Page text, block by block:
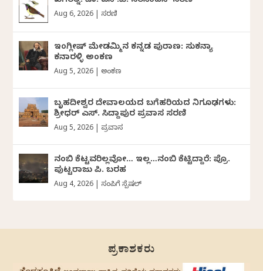
Aug 6, 2026 ಸರಣಿ
ಇಂಗ್ಲೀಷ್ ಮೇಡಮ್ಮಿನ ಕನ್ನಡ ಪುರಾಣ: ಸುಕನ್ಯಾ
ಕನಾರಳ್ಳಿ ಅಂಕಣ
Aug 5, 2026 ಅಂಕಣ
ಬೃಹದೀಶ್ವರ ದೇವಾಲಯದ ಬಗೆಹರಿಯದ ನಿಗೂಢಗಳು:
ಶ್ರೀಧರ್‌ ಎಸ್.‌ ಸಿದ್ದಾಪುರ ಪ್ರವಾಸ ಸರಣಿ
Aug 5, 2026 ಪ್ರವಾಸ
ನಂಬಿ ಕೆಟ್ಟವರಿಲ್ಲವೋ… ಇಲ್ಲ…ನಂಬಿ ಕೆಟ್ಟಿದ್ದಾರೆ: ಪ್ರೊ.
ಪುಟ್ಟರಾಜು ಪಿ. ಬರಹ
Aug 4, 2026 ಸಂಪಿಗೆ ಸ್ಪೆಷಲ್
ಪ್ರಕಾಶಕರು